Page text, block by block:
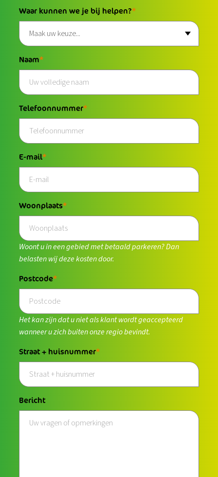
Waar kunnen we je bij helpen?
Naam
Telefoonnummer
E-mail
Woonplaats
Woont u in een gebied met betaald parkeren? Dan
belasten wij deze kosten door.
Postcode
Het kan zijn dat u niet als klant wordt geaccepteerd
wanneer u zich buiten onze regio bevindt.
Straat + huisnummer
Bericht